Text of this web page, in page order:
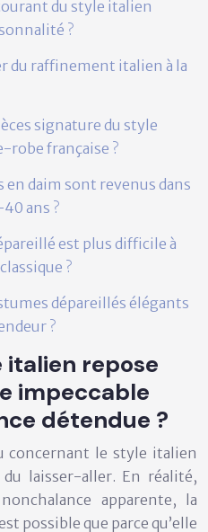
du style italien
?
du raffinement italien à la
signature du style
robe française ?
en daim sont revenus dans
ans ?
est plus difficile à
?
dépareillés élégants
?
italien repose
impeccable
détendue ?
concernant le style italien
laisser-aller. En réalité,
apparente, la
possible que parce qu’elle